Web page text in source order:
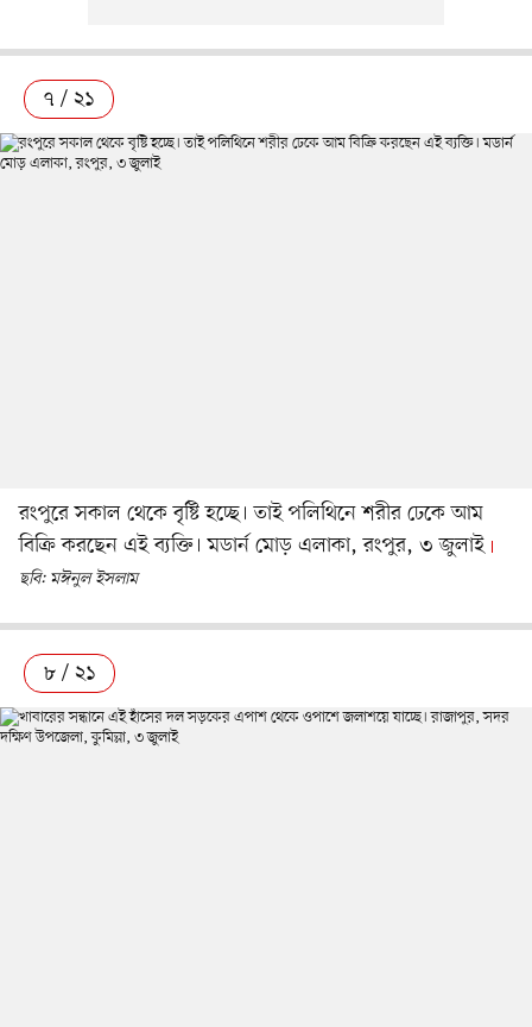
৭ / ২১
রংপুরে সকাল থেকে বৃষ্টি হচ্ছে। তাই পলিথিনে শরীর ঢেকে আম
বিক্রি করছেন এই ব্যক্তি। মডার্ন মোড় এলাকা, রংপুর, ৩ জুলাই
ছবি: মঈনুল ইসলাম
৮ / ২১